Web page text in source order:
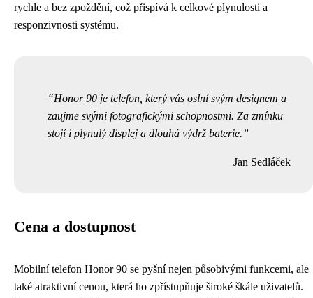
rychle a bez zpoždění, což přispívá k celkové plynulosti a
responzivnosti systému.
Honor 90 je telefon, který vás oslní svým designem a
zaujme svými fotografickými schopnostmi. Za zmínku
stojí i plynulý displej a dlouhá výdrž baterie.
Jan Sedláček
Cena a dostupnost
Mobilní telefon Honor 90 se pyšní nejen působivými funkcemi, ale
také atraktivní cenou, která ho zpřístupňuje široké škále uživatelů.